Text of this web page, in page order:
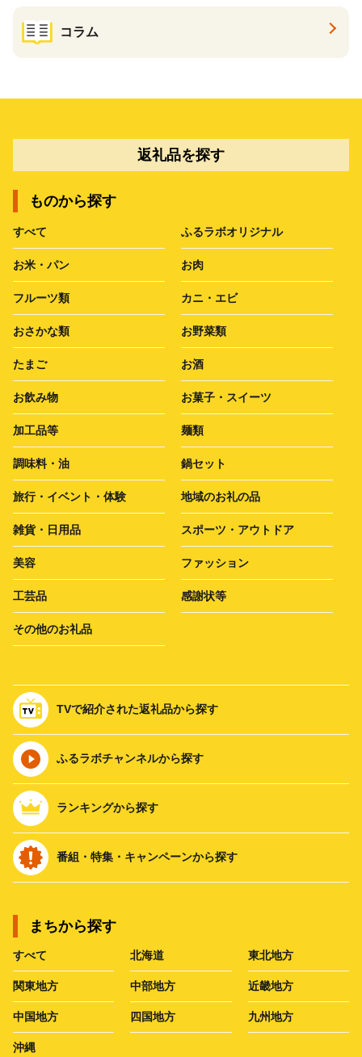
コラム
返礼品を探す
ものから探す
すべて ふるラボオリジナル
お米・パン お肉
フルーツ類 カニ・エビ
おさかな類 お野菜類
たまご お酒
お飲み物 お菓子・スイーツ
加工品等 麺類
調味料・油 鍋セット
旅行・イベント・体験 地域のお礼の品
雑貨・日用品 スポーツ・アウトドア
美容 ファッション
工芸品 感謝状等
その他のお礼品
TVで紹介された返礼品から探す
ふるラボチャンネルから探す
ランキングから探す
番組・特集・キャンペーンから探す
まちから探す
すべて 北海道 東北地方
関東地方 中部地方 近畿地方
中国地方 四国地方 九州地方
沖縄